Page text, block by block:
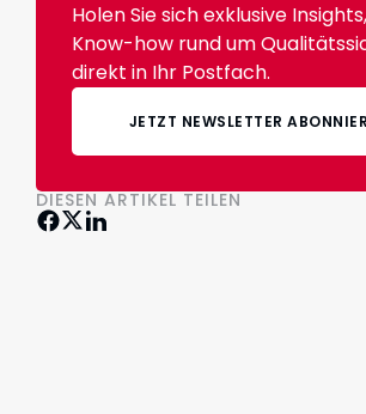
Holen Sie sich exklusive
Know-how rund um
direkt in Ihr Postfach.
JETZT NEWSLETTER
DIESEN ARTIKEL TEILEN